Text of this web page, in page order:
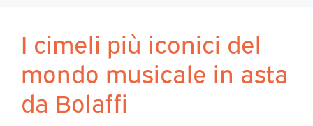
I cimeli più iconici del
mondo musicale in asta
da Bolaffi